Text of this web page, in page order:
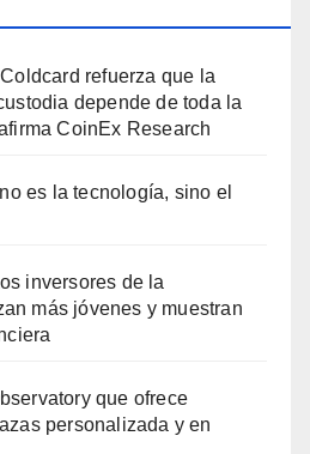
refuerza que la
depende de toda la
CoinEx Research
es la tecnología, sino el
inversores de la
más jóvenes y muestran
que ofrece
personalizada y en